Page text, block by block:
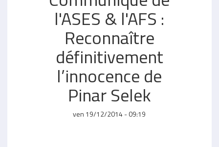
l'ASES & l'AFS :
Reconnaître
définitivement
l’innocence de
Pinar Selek
ven 19/12/2014 - 09:19